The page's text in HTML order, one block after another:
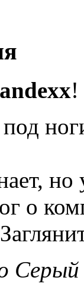
!
но
о